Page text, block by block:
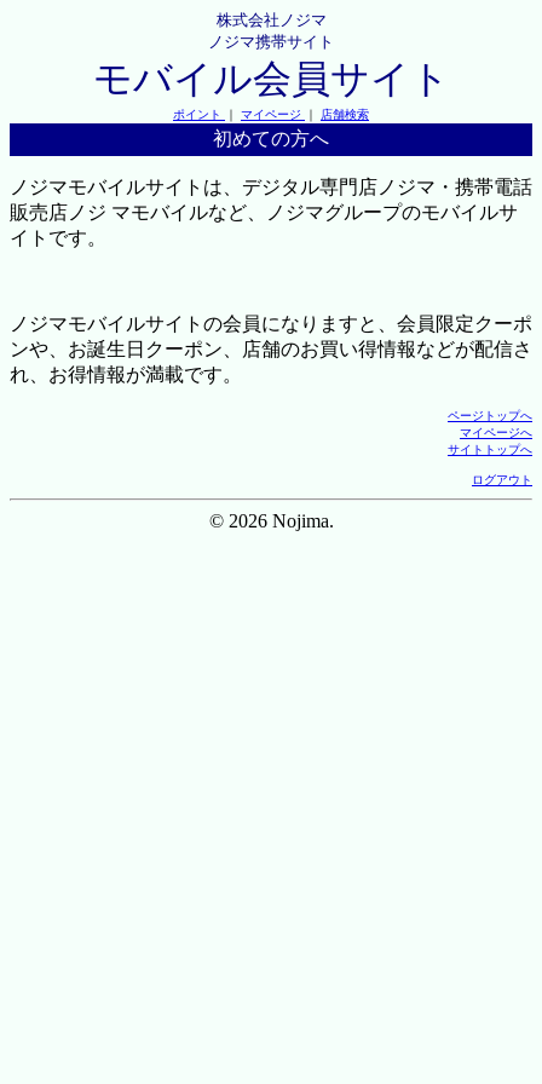
株式会社ノジマ
ノジマ携帯サイト
モバイル会員サイト
ポイント ｜ マイページ ｜ 店舗検索
初めての方へ
ノジマモバイルサイトは、デジタル専門店ノジマ・携帯電話
販売店ノジ マモバイルなど、ノジマグループのモバイルサ
イトです。
ノジマモバイルサイトの会員になりますと、会員限定クーポ
ンや、お誕生日クーポン、店舗のお買い得情報などが配信さ
れ、お得情報が満載です。
ページトップへ
マイページへ
サイトトップへ
ログアウト
© 2026 Nojima.